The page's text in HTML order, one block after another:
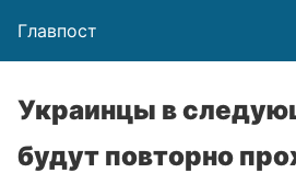
Главпост
Украинцы в
будут повторно